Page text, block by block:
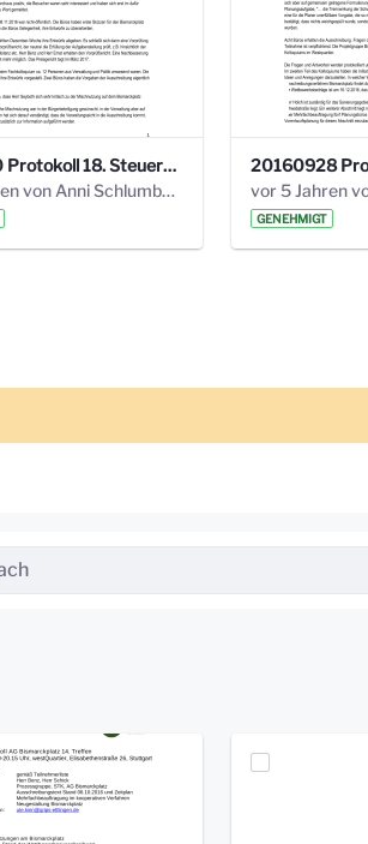
20161130 Protokoll 18. Steuerungskreis.pdf
vor 5 Jahren von Anni Schlumberger
GENEHMIGT